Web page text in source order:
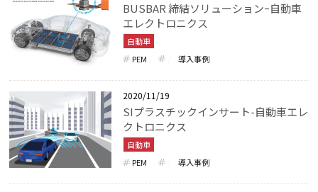
BUSBAR 締結ソリューションｰ自動車
エレクトロニクス
自動車
PEM
導入事例
2020/11/19
SIプラスチックインサート-自動車エレ
クトロニクス
自動車
PEM
導入事例